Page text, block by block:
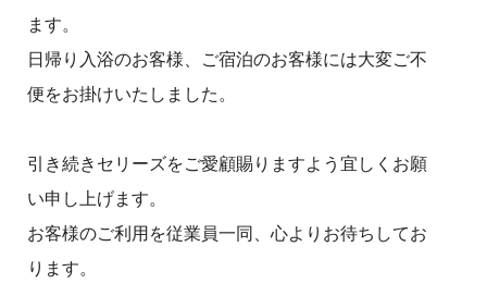
ます。
日帰り入浴のお客様、ご宿泊のお客様には大変ご不
便をお掛けいたしました。
引き続きセリーズをご愛顧賜りますよう宜しくお願
い申し上げます。
お客様のご利用を従業員一同、心よりお待ちしてお
ります。